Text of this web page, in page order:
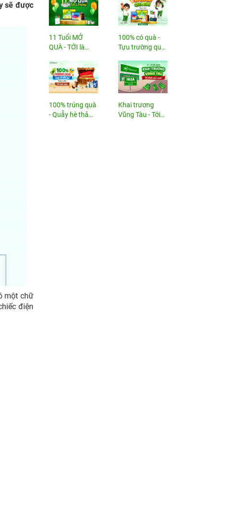
sẽ được
một chữ
điện
11 Tuổi MỞ
QUÀ - TỚI là
100% có quà -
Tựu trường quá
100% trúng quà
- Quẫy hè thả
Khai trương
Vũng Tàu - Tới